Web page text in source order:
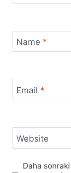
Name *
Email *
Website
Daha sonraki